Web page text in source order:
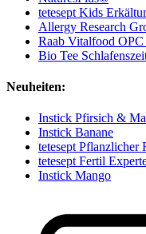
tetesept Kids
Allergy Research
Raab Vitalfood
Bio Tee
Neuheiten:
Instick Pfirsich &
Instick Banane
tetesept Pflanzlicher
tetesept Fertil
Instick Mango